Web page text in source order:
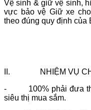
Vệ sinh & giữ vệ sinh,
vực bảo vệ Giữ xe
theo đúng quy định của
II. NHIỆM VỤ
- 100% phải đưa thẻ
siêu thị mua sắm.